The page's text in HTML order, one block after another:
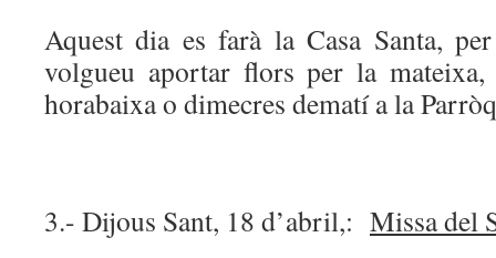
Aquest dia es farà la Casa Santa,
volgueu aportar flors per la
horabaixa o dimecres dematí a la
3.- Dijous Sant, 18 d’abril,: Missa del